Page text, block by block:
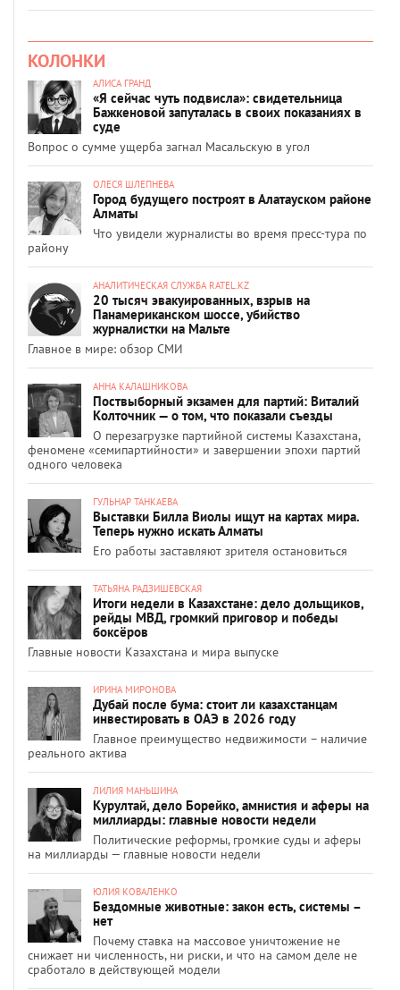
КОЛОНКИ
АЛИСА ГРАНД
«Я сейчас чуть подвисла»: свидетельница
Бажкеновой запуталась в своих показаниях в
суде
Вопрос о сумме ущерба загнал Масальскую в угол
ОЛЕСЯ ШЛЕПНЕВА
Город будущего построят в Алатауском районе
Алматы
Что увидели журналисты во время пресс-тура по
району
АНАЛИТИЧЕСКАЯ СЛУЖБА RATEL.KZ
20 тысяч эвакуированных, взрыв на
Панамериканском шоссе, убийство
журналистки на Мальте
Главное в мире: обзор СМИ
АННА КАЛАШНИКОВА
Поствыборный экзамен для партий: Виталий
Колточник — о том, что показали съезды
О перезагрузке партийной системы Казахстана,
феномене «семипартийности» и завершении эпохи партий
одного человека
ГУЛЬНАР ТАНКАЕВА
Выставки Билла Виолы ищут на картах мира.
Теперь нужно искать Алматы
Его работы заставляют зрителя остановиться
ТАТЬЯНА РАДЗИШЕВСКАЯ
Итоги недели в Казахстане: дело дольщиков,
рейды МВД, громкий приговор и победы
боксёров
Главные новости Казахстана и мира выпуске
ИРИНА МИРОНОВА
Дубай после бума: стоит ли казахстанцам
инвестировать в ОАЭ в 2026 году
Главное преимущество недвижимости – наличие
реального актива
ЛИЛИЯ МАНЬШИНА
Курултай, дело Борейко, амнистия и аферы на
миллиарды: главные новости недели
Политические реформы, громкие суды и аферы
на миллиарды — главные новости недели
ЮЛИЯ КОВАЛЕНКО
Бездомные животные: закон есть, системы –
нет
Почему ставка на массовое уничтожение не
снижает ни численность, ни риски, и что на самом деле не
сработало в действующей модели